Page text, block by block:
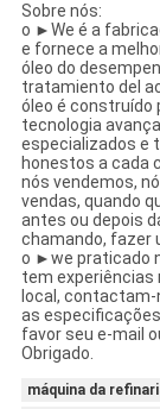
Sobre nós:
o ►We é a
e fornece a
óleo do
tratamiento del
óleo é construído
tecnologia
especializados e
honestos a cada
nós vendemos,
vendas, quando
antes ou depois
chamando, fazer
o ►we praticado
tem experiências
local, contactam-
as
favor seu e-mail
Obrigado.
máquina da